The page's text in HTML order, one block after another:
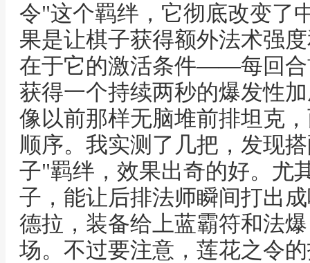
令"这个羁绊，它彻底改变了
果是让棋子获得额外法术强
在于它的激活条件——每回合
获得一个持续两秒的爆发性
像以前那样无脑堆前排坦克
顺序。我实测了几把，发现
子"羁绊，效果出奇的好。尤
子，能让后排法师瞬间打出
德拉，装备给上蓝霸符和法
场。不过要注意，莲花之令